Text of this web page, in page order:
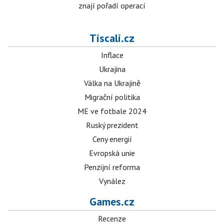
znají pořadí operací
Tiscali.cz
Inflace
Ukrajina
Válka na Ukrajině
Migrační politika
ME ve fotbale 2024
Ruský prezident
Ceny energií
Evropská unie
Penzijní reforma
Vynález
Games.cz
Recenze